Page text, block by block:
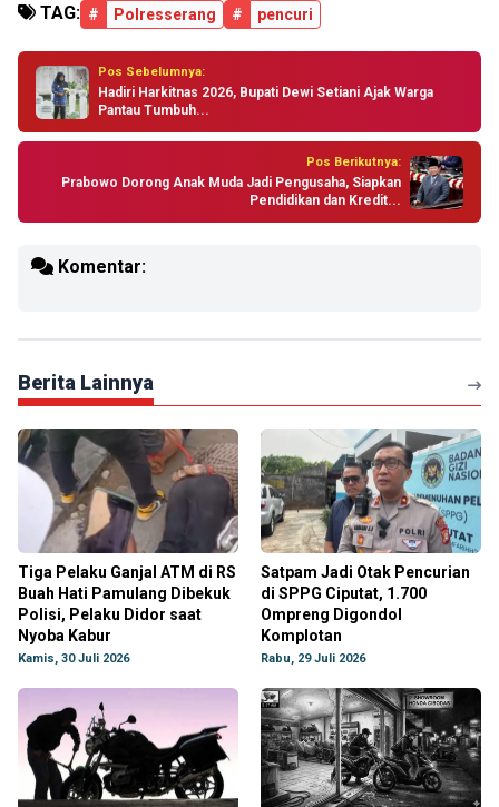
TAG: # Polresserang # pencuri
Pos Sebelumnya:
Hadiri Harkitnas 2026, Bupati Dewi Setiani Ajak Warga
Pantau Tumbuh...
Pos Berikutnya:
Prabowo Dorong Anak Muda Jadi Pengusaha, Siapkan
Pendidikan dan Kredit...
Komentar:
Berita Lainnya
Tiga Pelaku Ganjal ATM di RS
Buah Hati Pamulang Dibekuk
Polisi, Pelaku Didor saat
Nyoba Kabur
Kamis, 30 Juli 2026
Satpam Jadi Otak Pencurian
di SPPG Ciputat, 1.700
Ompreng Digondol
Komplotan
Rabu, 29 Juli 2026